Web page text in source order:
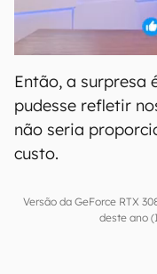
Então, a surpresa
pudesse refletir
não seria
custo.
Versão da GeForce RTX
deste ano